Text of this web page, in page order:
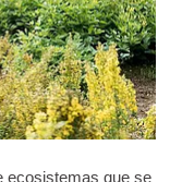
ecosistemas que se